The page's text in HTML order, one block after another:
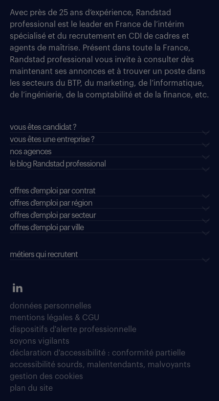
Avec près de 25 ans d’expérience, Randstad
professional est le leader en France de l’intérim
spécialisé et du recrutement en CDI de cadres et
agents de maîtrise. Présent dans toute la France,
Randstad professional vous invite à consulter dès
maintenant ses annonces et à trouver un poste dans
les secteurs du BTP, du marketing, de l’informatique,
de l’ingénierie, de la comptabilité et de la finance, etc.
vous êtes candidat ?
vous êtes une entreprise ?
nos agences
le blog Randstad professional
offres d'emploi par contrat
offres d'emploi par région
offres d'emploi par secteur
offres d’emploi par ville
métiers qui recrutent
données personnelles
mentions légales & CGU
dispositifs d'alerte professionnelle
soyons vigilants
déclaration d'accessibilité : conformité partielle
accessibilité sourds, malentendants, malvoyants
gestion des cookies
plan du site